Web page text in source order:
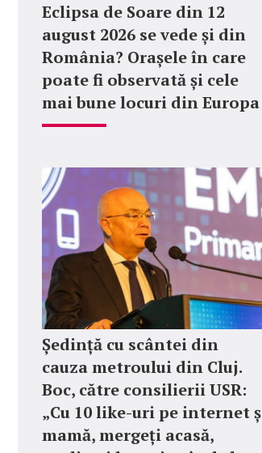
Eclipsa de Soare din 12
august 2026 se vede și din
România? Orașele în care
poate fi observată și cele
mai bune locuri din Europa
Ședință cu scântei din
cauza metroului din Cluj.
Boc, către consilierii USR:
„Cu 10 like-uri pe internet
mamă, mergeți acasă,